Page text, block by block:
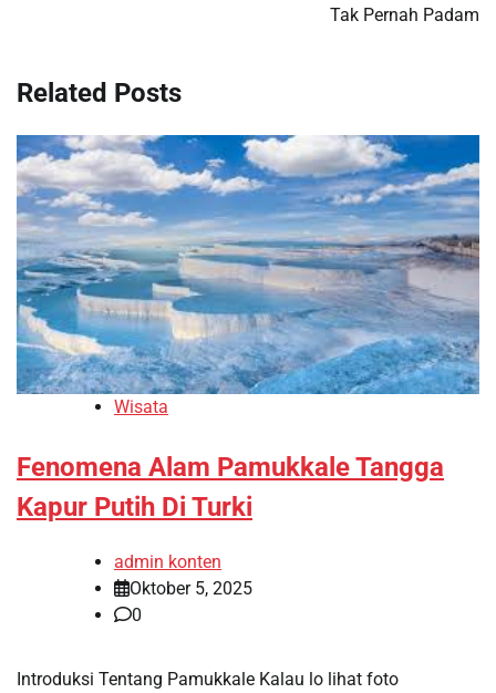
Tak Pernah Padam
Related Posts
Wisata
Fenomena Alam Pamukkale Tangga
Kapur Putih Di Turki
admin konten
Oktober 5, 2025
0
Introduksi Tentang Pamukkale Kalau lo lihat foto